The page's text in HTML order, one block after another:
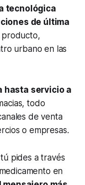
tecnológica
de última
urbano en las
hasta servicio a
todo
de venta
o empresas.
pides a través
en